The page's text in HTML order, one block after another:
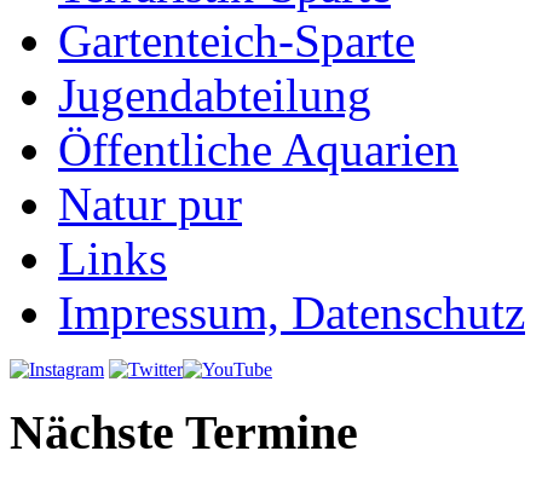
Gartenteich-Sparte
Jugendabteilung
Öffentliche Aquarien
Natur pur
Links
Impressum, Datenschutz
Nächste Termine